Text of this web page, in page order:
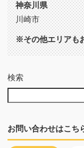
神奈川県
川崎市
※その他エリアも
検索
お問い合わせはこち